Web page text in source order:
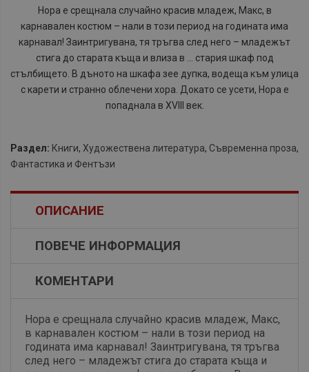
Нора е срещнала случайно красив младеж, Макс, в
карнавален костюм – нали в този период на годината има
карнавал! Заинтригувана, тя тръгва след него – младежът
стига до старата къща и влиза в ... стария шкаф под
стълбището. В дъното на шкафа зее дупка, водеща към улица
с карети и странно облечени хора. Докато се усети, Нора е
попаднала в XVIII век.
Раздел: Книги, Художествена литература, Съвременна проза,
Фантастика и Фентъзи
ОПИСАНИЕ
ПОВЕЧЕ ИНФОРМАЦИЯ
КОМЕНТАРИ
Нора е срещнала случайно красив младеж, Макс,
в карнавален костюм – нали в този период на
годината има карнавал! Заинтригувана, тя тръгва
след него – младежът стига до старата къща и